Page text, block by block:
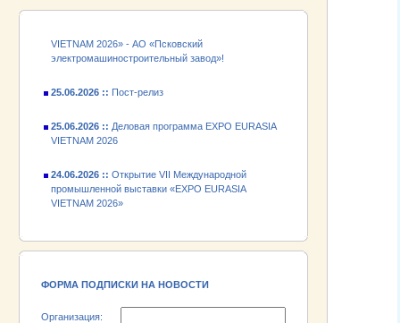
18.06.2026 ::Участник выставки «EXPO EURASIA
электромашиностроительный завод»!
VIETNAM 2026
промышленной выставки «EXPO EURASIA
VIETNAM 2026»
ФОРМА ПОДПИСКИ НА НОВОСТИ
Организация: